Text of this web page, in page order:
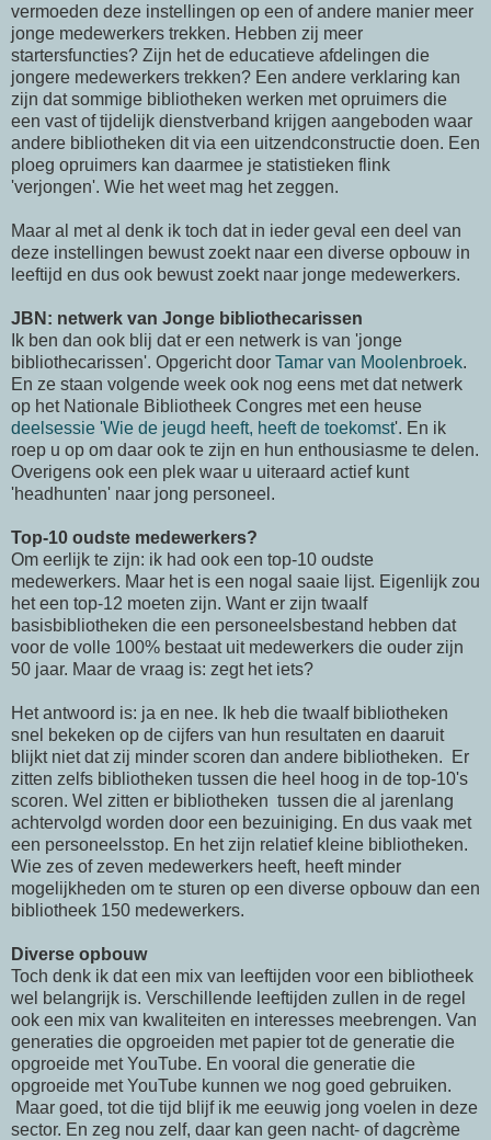
vermoeden deze instellingen op een of andere manier meer
jonge medewerkers trekken. Hebben zij meer
startersfuncties? Zijn het de educatieve afdelingen die
jongere medewerkers trekken? Een andere verklaring kan
zijn dat sommige bibliotheken werken met opruimers die
een vast of tijdelijk dienstverband krijgen aangeboden waar
andere bibliotheken dit via een uitzendconstructie doen. Een
ploeg opruimers kan daarmee je statistieken flink
'verjongen'. Wie het weet mag het zeggen.
Maar al met al denk ik toch dat in ieder geval een deel van
deze instellingen bewust zoekt naar een diverse opbouw in
leeftijd en dus ook bewust zoekt naar jonge medewerkers.
JBN: netwerk van Jonge bibliothecarissen
Ik ben dan ook blij dat er een netwerk is van 'jonge
bibliothecarissen'. Opgericht door Tamar van Moolenbroek.
En ze staan volgende week ook nog eens met dat netwerk
op het Nationale Bibliotheek Congres met een heuse
deelsessie 'Wie de jeugd heeft, heeft de toekomst'. En ik
roep u op om daar ook te zijn en hun enthousiasme te delen.
Overigens ook een plek waar u uiteraard actief kunt
'headhunten' naar jong personeel.
Top-10 oudste medewerkers?
Om eerlijk te zijn: ik had ook een top-10 oudste
medewerkers. Maar het is een nogal saaie lijst. Eigenlijk zou
het een top-12 moeten zijn. Want er zijn twaalf
basisbibliotheken die een personeelsbestand hebben dat
voor de volle 100% bestaat uit medewerkers die ouder zijn
50 jaar. Maar de vraag is: zegt het iets?
Het antwoord is: ja en nee. Ik heb die twaalf bibliotheken
snel bekeken op de cijfers van hun resultaten en daaruit
blijkt niet dat zij minder scoren dan andere bibliotheken. Er
zitten zelfs bibliotheken tussen die heel hoog in de top-10's
scoren. Wel zitten er bibliotheken tussen die al jarenlang
achtervolgd worden door een bezuiniging. En dus vaak met
een personeelsstop. En het zijn relatief kleine bibliotheken.
Wie zes of zeven medewerkers heeft, heeft minder
mogelijkheden om te sturen op een diverse opbouw dan een
bibliotheek 150 medewerkers.
Diverse opbouw
Toch denk ik dat een mix van leeftijden voor een bibliotheek
wel belangrijk is. Verschillende leeftijden zullen in de regel
ook een mix van kwaliteiten en interesses meebrengen. Van
generaties die opgroeiden met papier tot de generatie die
opgroeide met YouTube. En vooral die generatie die
opgroeide met YouTube kunnen we nog goed gebruiken.
Maar goed, tot die tijd blijf ik me eeuwig jong voelen in deze
sector. En zeg nou zelf, daar kan geen nacht- of dagcrème